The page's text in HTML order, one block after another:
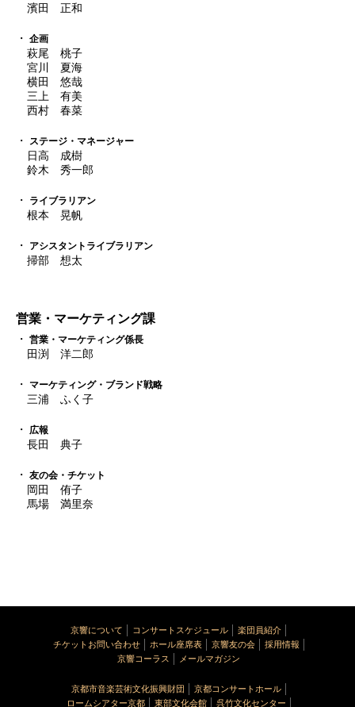
濱田 正和
企画
萩尾 桃子
宮川 夏海
横田 悠哉
三上 有美
西村 春菜
ステージ・マネージャー
日高 成樹
鈴木 秀一郎
ライブラリアン
根本 晃帆
アシスタントライブラリアン
掃部 想太
営業・マーケティング課
営業・マーケティング係長
田渕 洋二郎
マーケティング・ブランド戦略
三浦 ふく子
広報
長田 典子
友の会・チケット
岡田 侑子
馬場 満里奈
京響について コンサートスケジュール
楽団員紹介
チケットお問い合わせ
ホール座席表 京響友の会
採用情報
京響コーラス
メールマガジン
京都市音楽芸術文化振興財団
京都コンサートホール
ロームシアター京都
東部文化会館 呉竹文化センター